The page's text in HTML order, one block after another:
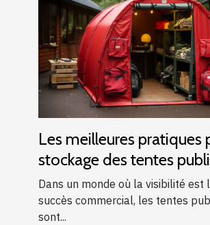
Les meilleures pratiques
stockage des tentes
Dans un monde où la visibilité est
succès commercial, les tentes
sont...